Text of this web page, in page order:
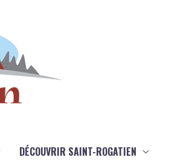
DÉCOUVRIR SAINT-ROGATIEN